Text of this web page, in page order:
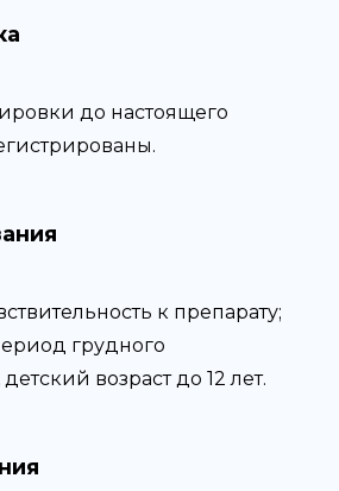
до настоящего
к препарату;
грудного
возраст до 12 лет.